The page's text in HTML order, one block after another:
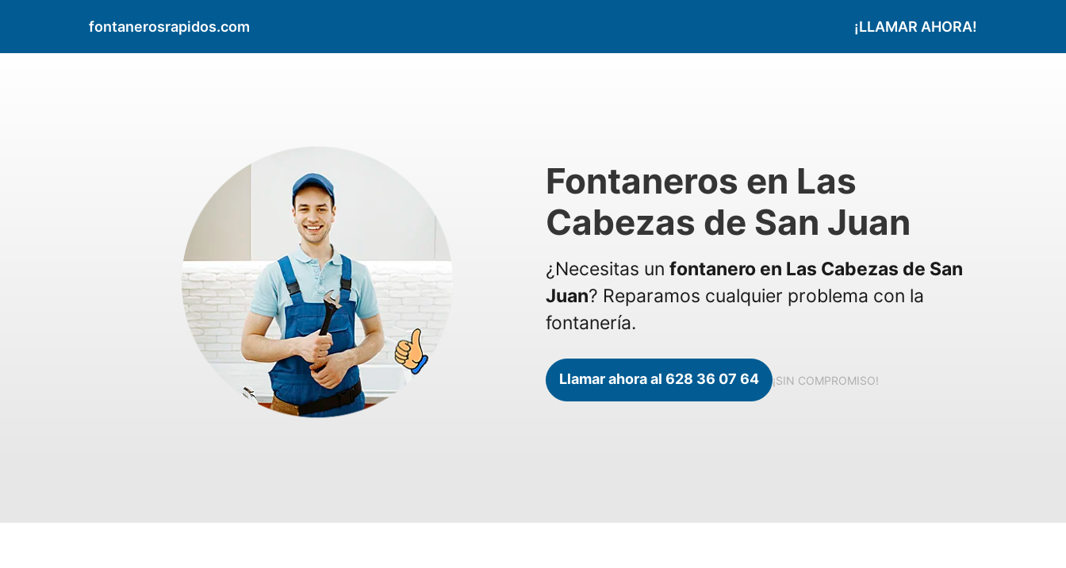
fontanerosrapidos.com ¡LLAMAR AHORA!
Fontaneros en Las
Cabezas de San Juan
¿Necesitas un fontanero en Las Cabezas de San
Juan? Reparamos cualquier problema con la
fontanería.
Llamar ahora al 628 36 07 64 ¡SIN COMPROMISO!